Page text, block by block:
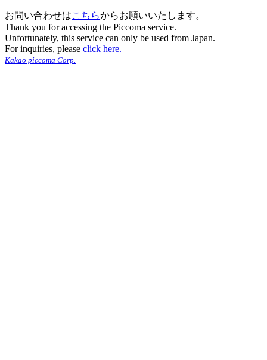
お問い合わせはこちらからお願いいたします。
Thank you for accessing the Piccoma service.
Unfortunately, this service can only be used from Japan.
For inquiries, please click here.
Kakao piccoma Corp.